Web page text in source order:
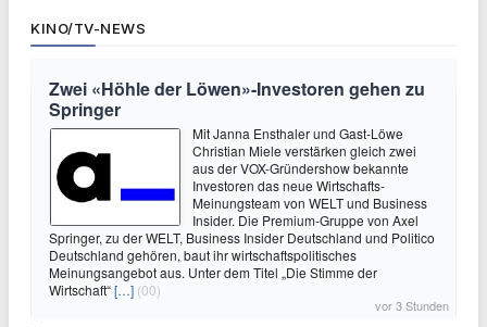
KINO/TV-NEWS
Zwei «Höhle der Löwen»-Investoren gehen zu
Springer
Mit Janna Ensthaler und Gast-Löwe
Christian Miele verstärken gleich zwei
aus der VOX-Gründershow bekannte
Investoren das neue Wirtschafts-
Meinungsteam von WELT und Business
Insider. Die Premium-Gruppe von Axel
Springer, zu der WELT, Business Insider Deutschland und Politico
Deutschland gehören, baut ihr wirtschaftspolitisches
Meinungsangebot aus. Unter dem Titel „Die Stimme der
Wirtschaft“[…] (00)
vor 3 Stunden